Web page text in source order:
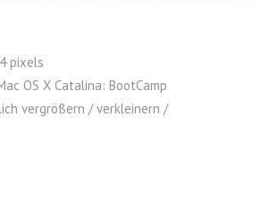
pixels
OS X Catalina: BootCamp
vergrößern / verkleinern /